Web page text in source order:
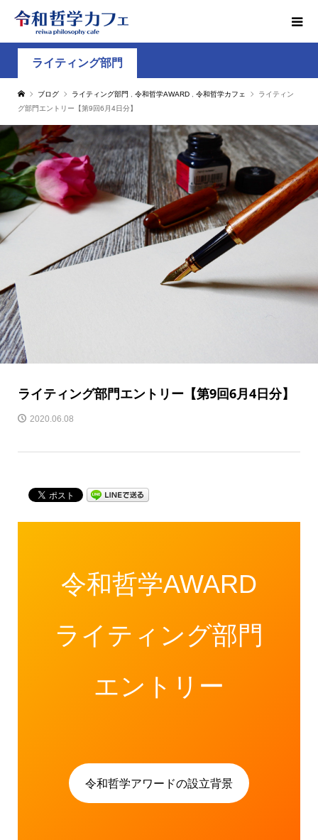
ライティング部門
ブログ ライティング部門 令和哲学AWARD 令和哲学カフェ
ライティン
グ部門エントリー【第9回6月4日分】
ライティング部門エントリー【第9回6月4日分】
2020.06.08
令和哲学AWARD
ライティング部門
エントリー
令和哲学アワードの設立背景